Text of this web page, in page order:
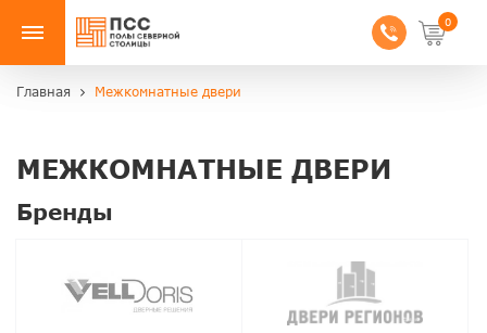
0
Главная Межкомнатные двери
МЕЖКОМНАТНЫЕ ДВЕРИ
Бренды